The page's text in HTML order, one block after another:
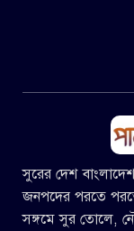
সুরের দেশ
জনপদের পরতে
সঙ্গমে সুর তোলে,